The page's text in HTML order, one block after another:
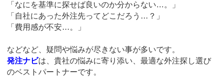
「なにを基準に探せば良いのか分からない…。」
「自社にあった外注先ってどこだろう…？」
「費用感が不安…。」
などなど、疑問や悩みが尽きない事が多いです。
発注ナビは、貴社の悩みに寄り添い、最適な外注探し選び
のベストパートナーです。